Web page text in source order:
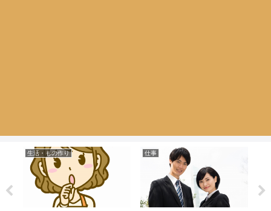
生活・もの作り 仕事